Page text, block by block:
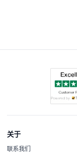
关于
联系我们